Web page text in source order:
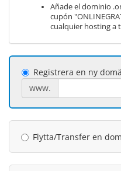
Añade el dominio
cupón
cualquier hosting a
Registrera en ny
www.
Flytta/Transfer en